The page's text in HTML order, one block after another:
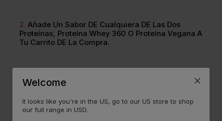
2. Añade Un Sabor DE Cualquiera DE Las Dos
Proteínas, Proteína Whey 360 O Proteína Vegana A
Tu Carrito DE La Compra.
4.¡llévate Tus Proteínas Por Solo 1€!
Welcome
It looks like you're in the US, go to our US store to shop
our full range in USD.